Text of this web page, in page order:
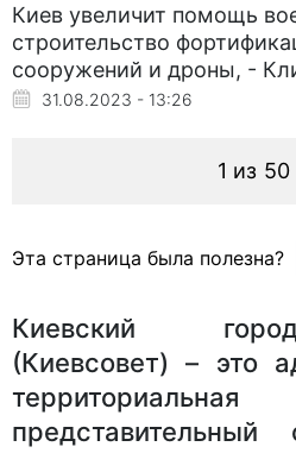
Киев увеличит помощь
строительство
сооружений и дроны, -
31.08.2023 - 13:26
1 из 50
Эта страница была полезна?
Киевский
(Киевсовет) – это
представительный